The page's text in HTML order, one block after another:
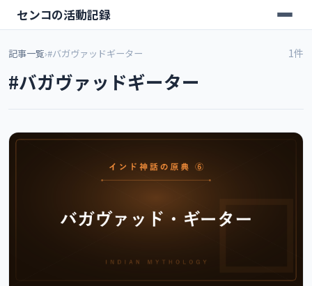
センコの活動記録
記事一覧›#バガヴァッドギーター
#バガヴァッドギーター
1件